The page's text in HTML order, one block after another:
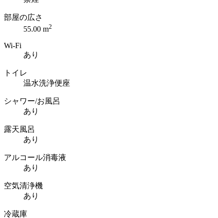
部屋の広さ
55.00 m2
Wi-Fi
あり
トイレ
温水洗浄便座
シャワー/お風呂
あり
露天風呂
あり
アルコール消毒液
あり
空気清浄機
あり
冷蔵庫